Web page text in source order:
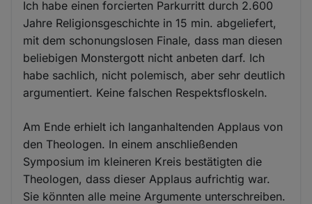
Ich habe einen forcierten Parkurritt durch 2.600
Jahre Religionsgeschichte in 15 min. abgeliefert,
mit dem schonungslosen Finale, dass man diesen
beliebigen Monstergott nicht anbeten darf. Ich
habe sachlich, nicht polemisch, aber sehr deutlich
argumentiert. Keine falschen Respektsfloskeln.
Am Ende erhielt ich langanhaltenden Applaus von
den Theologen. In einem anschließenden
Symposium im kleineren Kreis bestätigten die
Theologen, dass dieser Applaus aufrichtig war.
Sie könnten alle meine Argumente unterschreiben.